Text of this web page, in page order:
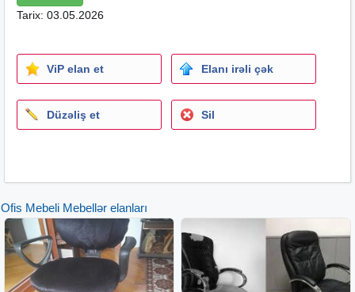
Tarix: 03.05.2026
ViP elan et Elanı irəli çək
Düzəliş et Sil
Ofis Mebeli Mebellər elanları